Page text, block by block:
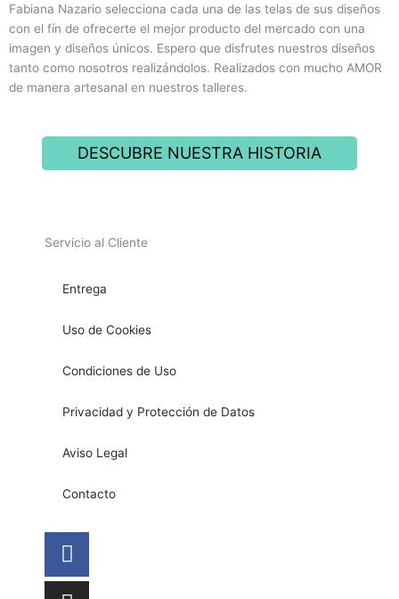
Fabiana Nazario selecciona cada una de las telas de sus diseños
con el fín de ofrecerte el mejor producto del mercado con una
imagen y diseños únicos. Espero que disfrutes nuestros diseños
tanto como nosotros realizándolos. Realizados con mucho AMOR
de manera artesanal en nuestros talleres.
DESCUBRE NUESTRA HISTORIA
Servicio al Cliente
Entrega
Uso de Cookies
Condiciones de Uso
Privacidad y Protección de Datos
Aviso Legal
Contacto
Facebook
Instagram